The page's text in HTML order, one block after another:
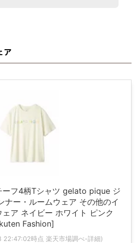
ア
ーフ4柄Tシャツ gelato pique ジ
ナー・ルームウェア その他のイ
ア ネイビー ホワイト ピンク
Fashion]
時点 楽天市場調べ-詳細)